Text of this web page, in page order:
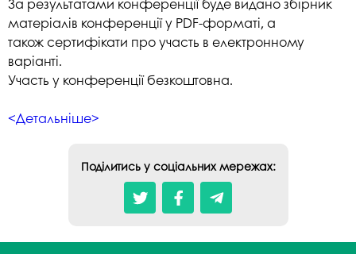
За результатами конференції буде видано збірник
матеріалів конференції у PDF-форматі, а
також сертифікати про участь в електронному
варіанті.
Участь у конференції безкоштовна.
<Детальніше>
Поділитись у соціальних мережах: